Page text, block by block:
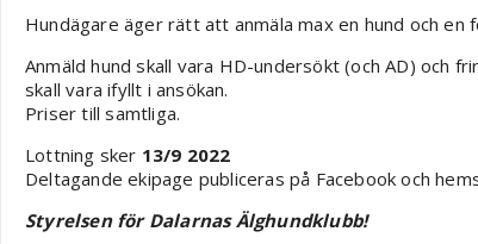
Hundägare äger rätt att anmäla max en hund och
Anmäld hund skall vara HD-undersökt (och AD) och
skall vara ifyllt i ansökan.
Priser till samtliga.
Lottning sker 13/9 2022
Deltagande ekipage publiceras på Facebook och
Styrelsen för Dalarnas Älghundklubb!